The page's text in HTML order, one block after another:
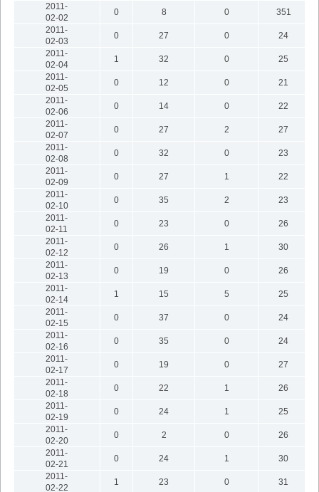
2011-
02-02
0 8 0
351
2011-
02-03
0 27 0
24
2011-
02-04
1 32 0
25
2011-
02-05
0 12 0
21
2011-
02-06
0 14 0
22
2011-
02-07
0 27 2
27
2011-
02-08
0 32 0
23
2011-
02-09
0 27 1
22
2011-
02-10
0 35 2
23
2011-
02-11
0 23 0
26
2011-
02-12
0 26 1
30
2011-
02-13
0 19 0
26
2011-
02-14
1 15 5
25
2011-
02-15
0 37 0
24
2011-
02-16
0 35 0
24
2011-
02-17
0 19 0
27
2011-
02-18
0 22 1
26
2011-
02-19
0 24 1
25
2011-
02-20
0 2 0
26
2011-
02-21
0 24 1
30
2011-
02-22
1 23 0 31